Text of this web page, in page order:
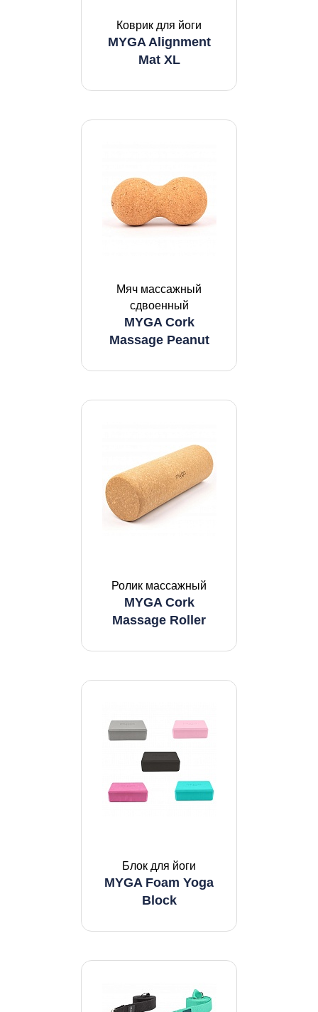
Коврик для йоги
MYGA Alignment
Mat XL
Мяч массажный
сдвоенный
MYGA Cork
Massage Peanut
Ролик массажный
MYGA Cork
Massage Roller
Блок для йоги
MYGA Foam Yoga
Block